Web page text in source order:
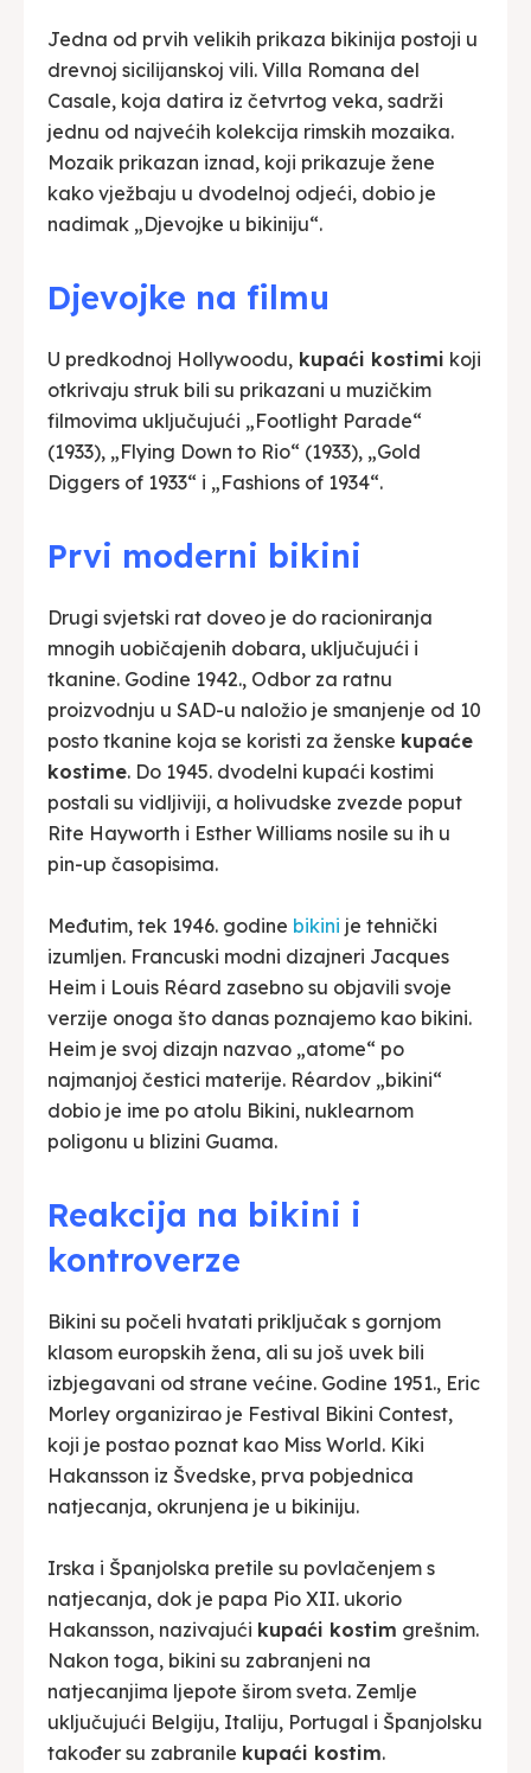
Jedna od prvih velikih prikaza bikinija postoji u
drevnoj sicilijanskoj vili. Villa Romana del
Casale, koja datira iz četvrtog veka, sadrži
jednu od najvećih kolekcija rimskih mozaika.
Mozaik prikazan iznad, koji prikazuje žene
kako vježbaju u dvodelnoj odjeći, dobio je
nadimak „Djevojke u bikiniju“.
Djevojke na filmu
U predkodnoj Hollywoodu, kupaći kostimi koji
otkrivaju struk bili su prikazani u muzičkim
filmovima uključujući „Footlight Parade“
(1933), „Flying Down to Rio“ (1933), „Gold
Diggers of 1933“ i „Fashions of 1934“.
Prvi moderni bikini
Drugi svjetski rat doveo je do racioniranja
mnogih uobičajenih dobara, uključujući i
tkanine. Godine 1942., Odbor za ratnu
proizvodnju u SAD-u naložio je smanjenje od 10
posto tkanine koja se koristi za ženske kupaće
kostime. Do 1945. dvodelni kupaći kostimi
postali su vidljiviji, a holivudske zvezde poput
Rite Hayworth i Esther Williams nosile su ih u
pin-up časopisima.
Međutim, tek 1946. godine bikini je tehnički
izumljen. Francuski modni dizajneri Jacques
Heim i Louis Réard zasebno su objavili svoje
verzije onoga što danas poznajemo kao bikini.
Heim je svoj dizajn nazvao „atome“ po
najmanjoj čestici materije. Réardov „bikini“
dobio je ime po atolu Bikini, nuklearnom
poligonu u blizini Guama.
Reakcija na bikini i
kontroverze
Bikini su počeli hvatati priključak s gornjom
klasom europskih žena, ali su još uvek bili
izbjegavani od strane većine. Godine 1951., Eric
Morley organizirao je Festival Bikini Contest,
koji je postao poznat kao Miss World. Kiki
Hakansson iz Švedske, prva pobjednica
natjecanja, okrunjena je u bikiniju.
Irska i Španjolska pretile su povlačenjem s
natjecanja, dok je papa Pio XII. ukorio
Hakansson, nazivajući kupaći kostim grešnim.
Nakon toga, bikini su zabranjeni na
natjecanjima ljepote širom sveta. Zemlje
uključujući Belgiju, Italiju, Portugal i Španjolsku
također su zabranile kupaći kostim.